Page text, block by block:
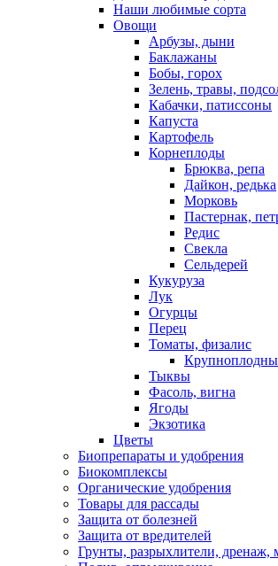
Наши любимые сорта
Овощи
Арбузы, дыни
Баклажаны
Бобы, горох
Зелень, травы,
Кабачки, патиссоны
Капуста
Картофель
Корнеплоды
Брюква, репа
Дайкон, редька
Морковь
Пастернак,
Редис
Свекла
Сельдерей
Кукуруза
Лук
Огурцы
Перец
Томаты, физалис
Тыквы
Фасоль, вигна
Ягоды
Экзотика
Цветы
Биопрепараты и удобрения
Биокомплексы
Органические удобрения
Товары для рассады
Защита от болезней
Защита от вредителей
Грунты, разрыхлители, дренаж,